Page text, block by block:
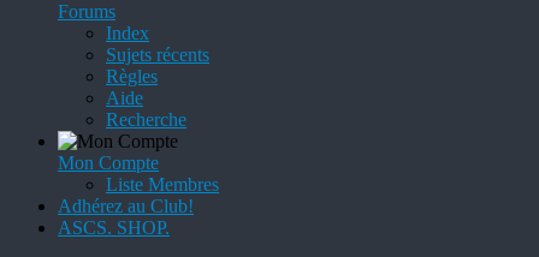
Forums
Index
Sujets récents
Règles
Aide
Recherche
Mon Compte
Liste Membres
Adhérez au Club!
ASCS. SHOP.